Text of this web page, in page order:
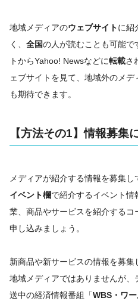
地域メディアのウェブサイトに紹
く、 全国の人が読むことも可能で
トからYahoo! Newsなどに転載さ
ェブサイトを見て、地域外のメ
も期待できます。
【方法その1】情報募集
メディアが紹介する情報を募集し
イベント欄で紹介するイベント
業、商品やサービスを紹介する
申し込みましょう。
新商品や新サービスの情報を募集
地域メディアではありませんが
送中の経済情報番組「WBS・ワ